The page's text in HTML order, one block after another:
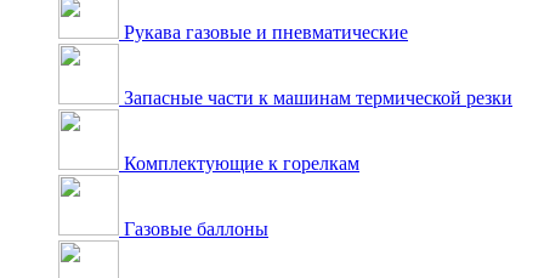
Рукава газовые и пневматические
Запасные части к машинам термической резки
Комплектующие к горелкам
Газовые баллоны